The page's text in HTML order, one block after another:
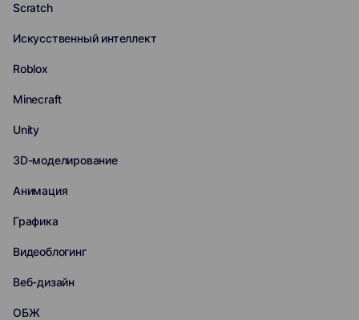
Scratch
Искусственный интеллект
Roblox
Minecraft
Unity
3D-моделирование
Анимация
Графика
Видеоблогинг
Веб-дизайн
ОБЖ